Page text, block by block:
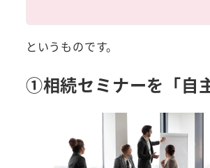
というものです。
①相続セミナーを「自